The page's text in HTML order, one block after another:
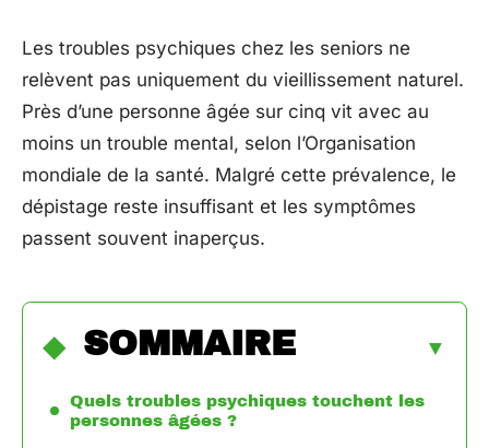
Les troubles psychiques chez les seniors ne
relèvent pas uniquement du vieillissement naturel.
Près d’une personne âgée sur cinq vit avec au
moins un trouble mental, selon l’Organisation
mondiale de la santé. Malgré cette prévalence, le
dépistage reste insuffisant et les symptômes
passent souvent inaperçus.
SOMMAIRE
Quels troubles psychiques touchent les
personnes âgées ?